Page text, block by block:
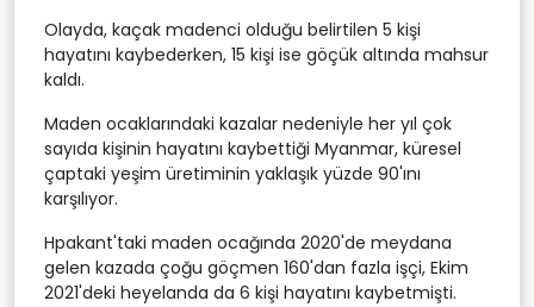
Olayda, kaçak madenci olduğu belirtilen 5 kişi
hayatını kaybederken, 15 kişi ise göçük altında mahsur
kaldı.
Maden ocaklarındaki kazalar nedeniyle her yıl çok
sayıda kişinin hayatını kaybettiği Myanmar, küresel
çaptaki yeşim üretiminin yaklaşık yüzde 90'ını
karşılıyor.
Hpakant'taki maden ocağında 2020'de meydana
gelen kazada çoğu göçmen 160'dan fazla işçi, Ekim
2021'deki heyelanda da 6 kişi hayatını kaybetmişti.